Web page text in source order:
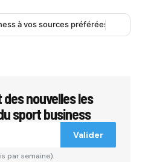
à vos sources préférées
sera pas publiée.Les
indiqués avec*
nouvelles les
sport business
Valider
par semaine).